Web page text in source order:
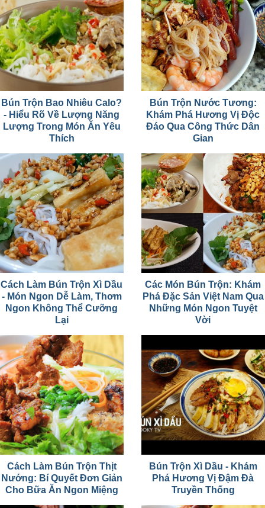
Bún Trộn Bao Nhiêu Calo?
- Hiểu Rõ Về Lượng Năng
Lượng Trong Món Ăn Yêu
Thích
Bún Trộn Nước Tương:
Khám Phá Hương Vị Độc
Đáo Qua Công Thức Dân
Gian
Cách Làm Bún Trộn Xì Dầu
- Món Ngon Dễ Làm, Thơm
Ngon Không Thể Cưỡng
Lại
Các Món Bún Trộn: Khám
Phá Đặc Sản Việt Nam Qua
Những Món Ngon Tuyệt
Vời
Cách Làm Bún Trộn Thịt
Nướng: Bí Quyết Đơn Giản
Cho Bữa Ăn Ngon Miệng
Bún Trộn Xì Dầu - Khám
Phá Hương Vị Đậm Đà
Truyền Thống